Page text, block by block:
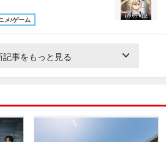
メ/ゲーム
記事をもっと見る